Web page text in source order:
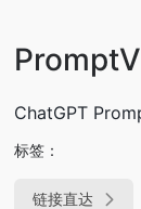
ChatGPT
标签：
链接直达